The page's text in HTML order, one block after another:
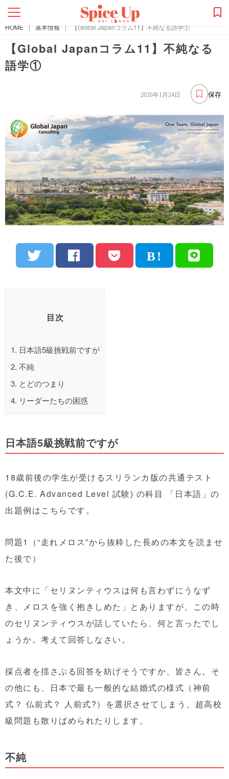
HOME | 基本情報 | 【Global Japanコラム11】不純なる語学①
【Global Japanコラム11】不純なる
語学①
保存
2026年1月24日
目次
1. 日本語5級挑戦前ですが
2. 不純
3. とどのつまり
4. リーダーたちの困惑
日本語5級挑戦前ですが
18歳前後の学生が受けるスリランカ版の共通テスト
(G.C.E. Advanced Level 試験) の科目 「日本語」の
出題例はこちらです。
問題1（“走れメロス”から抜粋した長めの本文を読ませ
た後で）
本文中に「セリヌンティウスは何も言わずにうなず
き、メロスを強く抱きしめた」とありますが、この時
のセリヌンティウスが話していたら、何と言ったでし
ょうか。考えて回答しなさい。
採点者を揺さぶる回答を紡げそうですか、皆さん。そ
の他にも、日本で最も一般的な結婚式の様式（神前
式？ 仏前式？ 人前式?）を選択させてしまう、超高校
級問題も散りばめられたりします。
不純